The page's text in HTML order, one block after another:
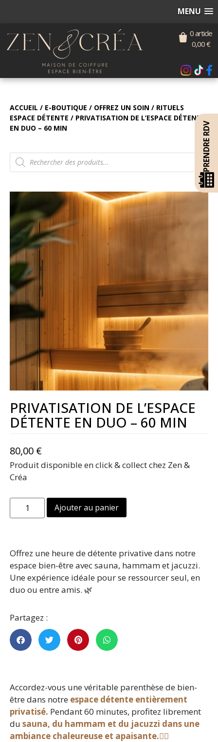
MENU
PRENDRE RDV
0 article
0,00€
ACCUEIL / E-BOUTIQUE / OFFREZ UN SOIN / RITUELS
ESPACE DÉTENTE / PRIVATISATION DE L’ESPACE DÉTENTE
EN DUO – 60 MIN
PRIVATISATION DE L’ESPACE
DÉTENTE EN DUO – 60 MIN
80,00 €
Produit disponible en click & collect chez Zen &
Créa
Ajouter au panier
Offrez une heure de détente privative dans notre
espace bien-être avec sauna, hammam et jacuzzi.
Une expérience idéale pour se ressourcer seul, en
duo ou entre amis. 🌿
Partagez :
Accordez-vous une véritable parenthèse de bien-
être dans notre espace détente entièrement
privatisé. Pendant 60 minutes, profitez librement
du sauna, du hammam et du jacuzzi dans une
ambiance chaleureuse et apaisante.🧘‍♀️